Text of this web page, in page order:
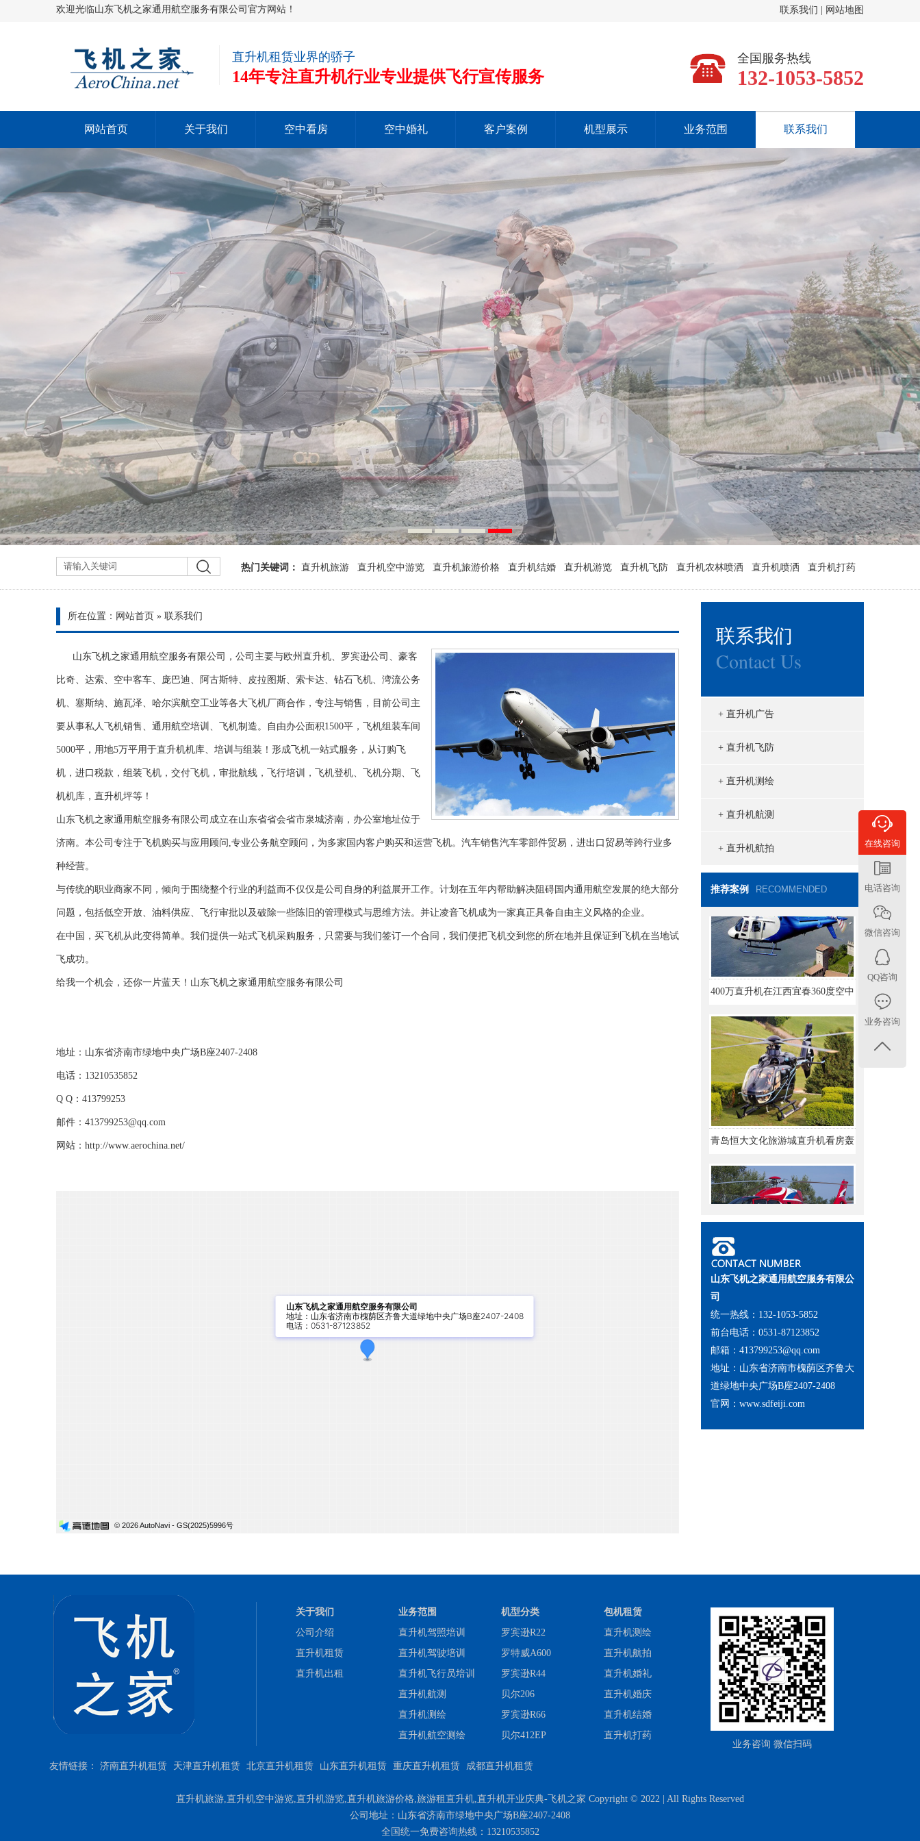
欢迎光临山东飞机之家通用航空服务有限公司官方网站！ 联系我们 网站地图
直升机租赁业界的骄子
14年专注直升机行业专业提供飞行宣传服务
全国服务热线
132-1053-5852
网站首页 关于我们 空中看房 空中婚礼 客户案例 机型展示 业务范围 联系我们
热门关键词： 直升机旅游 直升机空中游览 直升机旅游价格 直升机结婚 直升机游览 直升机飞防 直升机农林喷洒 直升机喷洒 直升机打药
所在位置： 网站首页 » 联系我们
山东飞机之家通用航空服务有限公司，公司主要与欧州直升机、罗宾逊公司、豪客
比奇、达索、空中客车、庞巴迪、阿古斯特、皮拉图斯、索卡达、钻石飞机、湾流公务
机、塞斯纳、施瓦泽、哈尔滨航空工业等各大飞机厂商合作，专注与销售，目前公司主
要从事私人飞机销售、通用航空培训、飞机制造。自由办公面积1500平，飞机组装车间
5000平，用地5万平用于直升机机库、培训与组装！形成飞机一站式服务，从订购飞
机，进口税款，组装飞机，交付飞机，审批航线，飞行培训，飞机登机、飞机分期、飞
机机库，直升机坪等！
山东飞机之家通用航空服务有限公司成立在山东省省会省市泉城济南，办公室地址位于
济南。本公司专注于飞机购买与应用顾问,专业公务航空顾问，为多家国内客户购买和运营飞机。汽车销售汽车零部件贸易，进出口贸易等跨行业多
种经营。
与传统的职业商家不同，倾向于围绕整个行业的利益而不仅仅是公司自身的利益展开工作。计划在五年内帮助解决阻碍国内通用航空发展的绝大部分
问题，包括低空开放、油料供应、飞行审批以及破除一些陈旧的管理模式与思维方法。并让凌音飞机成为一家真正具备自由主义风格的企业。
在中国，买飞机从此变得简单。我们提供一站式飞机采购服务，只需要与我们签订一个合同，我们便把飞机交到您的所在地并且保证到飞机在当地试
飞成功。
给我一个机会，还你一片蓝天！山东飞机之家通用航空服务有限公司
地址：山东省济南市绿地中央广场B座2407-2408
电话：13210535852
Q Q：413799253
邮件：413799253@qq.com
网站： http://www.aerochina.net/
联系我们
Contact Us
+ 直升机广告
+ 直升机飞防
+ 直升机测绘
+ 直升机航测
+ 直升机航拍
推荐案例 RECOMMENDED
一架红色400万直升机助阵江苏镇
江商场
一架400万直升机紧急防治济南美
国三代白蛾
400万直升机在江西宜春360度空中
看房
青岛恒大文化旅游城直升机看房轰
动全城
真正圣诞老人成土豪坐直升机送钻
戒和空中婚礼
飞机之家创业者CEO郭兆荣日记分
开展飞行
一架400万直升机前往山东济宁展
开美国白蛾防治
山东飞机之家通用航空服务有限公
司
统一热线：132-1053-5852
前台电话：0531-87123852
邮箱：413799253@qq.com
地址：山东省济南市槐荫区齐鲁大
道绿地中央广场B座2407-2408
官网： www.sdfeiji.com
关于我们
公司介绍
直升机租赁
直升机出租
业务范围
直升机驾照培训
直升机驾驶培训
直升机飞行员培训
直升机航测
直升机测绘
直升机航空测绘
机型分类
罗宾逊R22
罗特威A600
罗宾逊R44
贝尔206
罗宾逊R66
贝尔412EP
包机租赁
直升机测绘
直升机航拍
直升机婚礼
直升机婚庆
直升机结婚
直升机打药
业务咨询 微信扫码
友情链接： 济南直升机租赁 天津直升机租赁 北京直升机租赁 山东直升机租赁 重庆直升机租赁 成都直升机租赁
直升机旅游,直升机空中游览,直升机游览,直升机旅游价格,旅游租直升机,直升机开业庆典-飞机之家 Copyright © 2022 | All Rights Reserved
公司地址：山东省济南市绿地中央广场B座2407-2408
全国统一免费咨询热线：13210535852
在线咨询
电话咨询
微信咨询
QQ咨询
业务咨询